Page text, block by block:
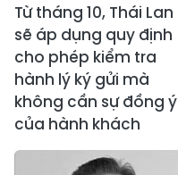
Từ tháng 10, Thái Lan
sẽ áp dụng quy định
cho phép kiểm tra
hành lý ký gửi mà
không cần sự đồng ý
của hành khách